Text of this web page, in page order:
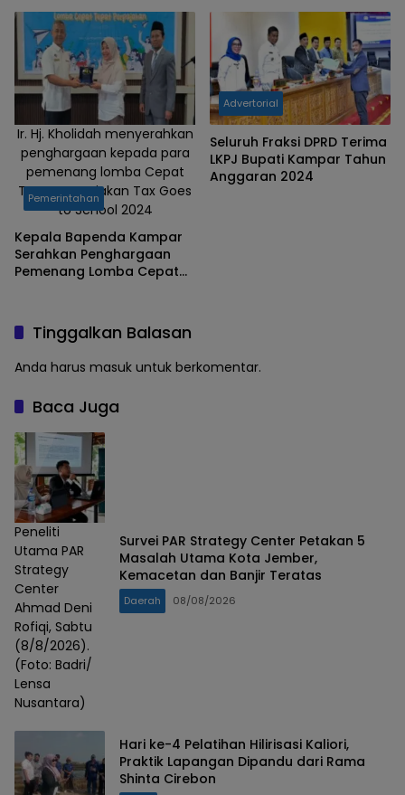
Ramadan 1447 H
Ir. Hj. Kholidah menyerahkan
penghargaan kepada para
pemenang lomba Cepat
Tepat Perpajakan Tax Goes
to School 2024
Pemerintahan
Kepala Bapenda Kampar
Serahkan Penghargaan
Pemenang Lomba Cepat
Advertorial
Seluruh Fraksi DPRD Terima
LKPJ Bupati Kampar Tahun
Anggaran 2024
Tinggalkan Balasan
Anda harus masuk untuk berkomentar.
Baca Juga
Peneliti
Utama PAR
Strategy
Center
Ahmad Deni
Rofiqi, Sabtu
(8/8/2026).
(Foto: Badri/
Lensa
Nusantara)
Survei PAR Strategy Center Petakan 5
Masalah Utama Kota Jember,
Kemacetan dan Banjir Teratas
Daerah 08/08/2026
Hari ke-4 Pelatihan Hilirisasi Kaliori,
Praktik Lapangan Dipandu dari Rama
Shinta Cirebon